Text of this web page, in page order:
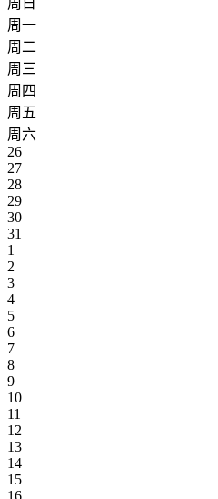
周日
周一
周二
周三
周四
周五
周六
26
27
28
29
30
31
1
2
3
4
5
6
7
8
9
10
11
12
13
14
15
16